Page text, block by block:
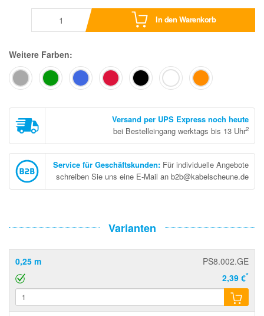
In den Warenkorb
Weitere Farben:
Versand per UPS Express noch heute
bei Bestelleingang werktags bis 13 Uhr2
Service für Geschäftskunden: Für individuelle Angebote
schreiben Sie uns eine E-Mail an b2b@kabelscheune.de
Varianten
0,25 m
PS8.002.GE
2,39 €*